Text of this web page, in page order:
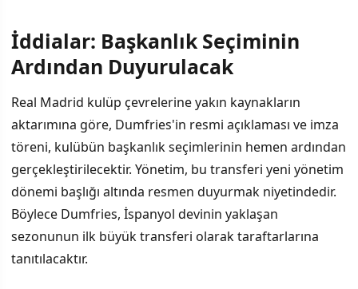
İddialar: Başkanlık Seçiminin
Ardından Duyurulacak
Real Madrid kulüp çevrelerine yakın kaynakların
aktarımına göre, Dumfries'in resmi açıklaması ve imza
töreni, kulübün başkanlık seçimlerinin hemen ardından
gerçekleştirilecektir. Yönetim, bu transferi yeni yönetim
dönemi başlığı altında resmen duyurmak niyetindedir.
Böylece Dumfries, İspanyol devinin yaklaşan
sezonunun ilk büyük transferi olarak taraftarlarına
tanıtılacaktır.